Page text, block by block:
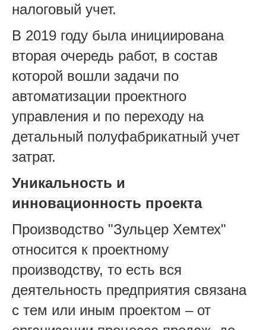
налоговый учет.
В 2019 году была инициирована
вторая очередь работ, в состав
которой вошли задачи по
автоматизации проектного
управления и по переходу на
детальный полуфабрикатный учет
затрат.
Уникальность и
инновационность проекта
Производство "Зульцер Хемтех"
относится к проектному
производству, то есть вся
деятельность предприятия связана
с тем или иным проектом – от